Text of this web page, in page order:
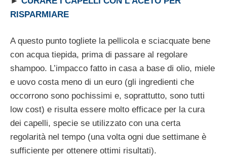
RISPARMIARE
A questo punto togliete la pellicola e sciacquate bene
con acqua tiepida, prima di passare al regolare
shampoo. L’impacco fatto in casa a base di olio, miele
e uovo costa meno di un euro (gli ingredienti che
occorrono sono pochissimi e, soprattutto, sono tutti
low cost) e risulta essere molto efficace per la cura
dei capelli, specie se utilizzato con una certa
regolarità nel tempo (una volta ogni due settimane è
sufficiente per ottenere ottimi risultati).